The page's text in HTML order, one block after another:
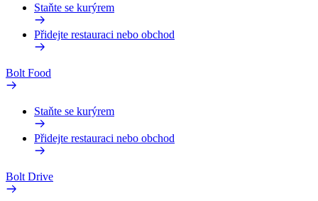
Staňte se kurýrem
Přidejte restauraci nebo obchod
Bolt Food
Staňte se kurýrem
Přidejte restauraci nebo obchod
Bolt Drive